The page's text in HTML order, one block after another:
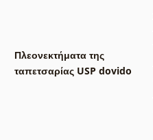
Πλεονεκτήματα της
ταπετσαρίας USP dovido